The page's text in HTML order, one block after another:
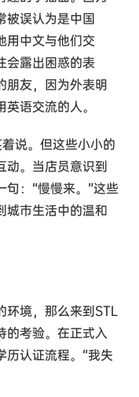
被误认为是中国
用中文与他们交
会露出困惑的表
朋友，因为外表明
语交流的人。
说。但这些小小的
动。当店员意识到
：“慢慢来。”这些
城市生活中的温和
环境，那么来到STL
的考验。在正式入
历认证流程。“我失